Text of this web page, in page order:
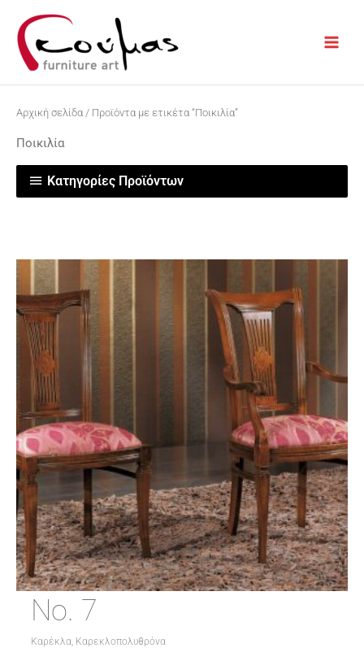
στο
περιεχόμενο
Αρχική σελίδα / Προϊόντα με ετικέτα “Ποικιλία”
Ποικιλία
Κατηγορίες Προϊόντων
Νο. 7
Καρέκλα, Καρεκλοπολυθρόνα